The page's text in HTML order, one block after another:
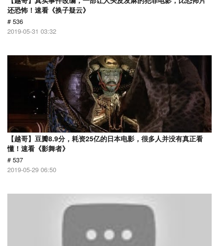
还恐怖！速看《换子疑云》
# 536
2019-05-31 03:32
【越哥】豆瓣8.9分，耗资25亿的日本电影，很多人并没有真正看
懂！速看《影舞者》
# 537
2019-05-29 06:50